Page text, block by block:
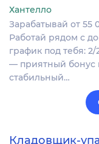
Хантелло
Зарабатывай от 55
Работай рядом с
график под тебя:
— приятный бонус
стабильный…
Кладовщик-